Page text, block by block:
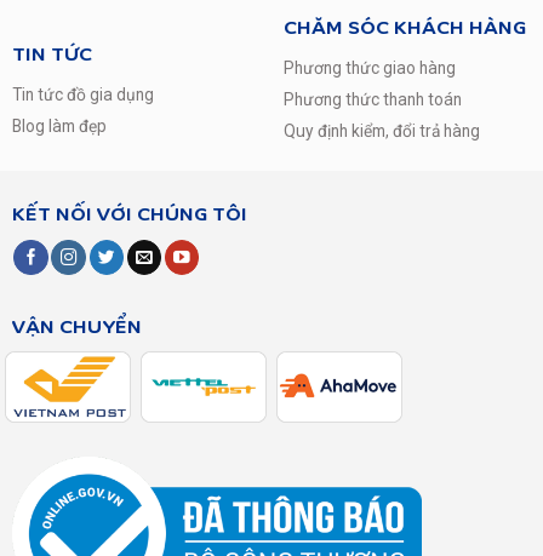
TIN TỨC
Tin tức đồ gia dụng
Blog làm đẹp
CHĂM SÓC KHÁCH HÀNG
Phương thức giao hàng
Phương thức thanh toán
Quy định kiểm, đổi trả hàng
KẾT NỐI VỚI CHÚNG TÔI
VẬN CHUYỂN